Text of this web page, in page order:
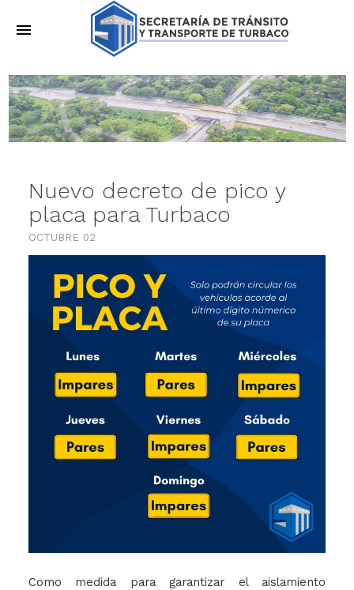
menu
Nuevo decreto de pico y
placa para Turbaco
OCTUBRE 02
Como medida para garantizar el aislamiento